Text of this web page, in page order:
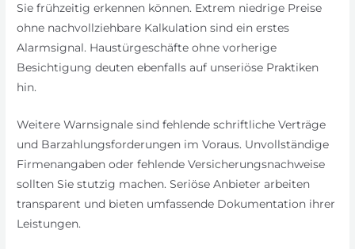
Sie frühzeitig erkennen können. Extrem niedrige Preise
ohne nachvollziehbare Kalkulation sind ein erstes
Alarmsignal. Haustürgeschäfte ohne vorherige
Besichtigung deuten ebenfalls auf unseriöse Praktiken
hin.
Weitere Warnsignale sind fehlende schriftliche Verträge
und Barzahlungsforderungen im Voraus. Unvollständige
Firmenangaben oder fehlende Versicherungsnachweise
sollten Sie stutzig machen. Seriöse Anbieter arbeiten
transparent und bieten umfassende Dokumentation ihrer
Leistungen.